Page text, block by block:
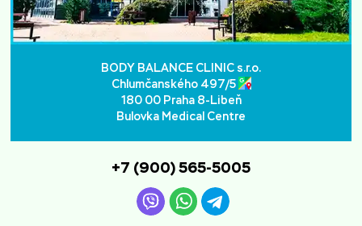
BODY BALANCE CLINIC s.r.o.
Chlumčanského 497/5
180 00 Praha 8-Libeň
Bulovka Medical Centre
+7 (900) 565-5005